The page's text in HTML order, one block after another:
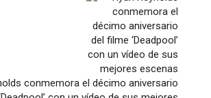
conmemora el décimo aniversario